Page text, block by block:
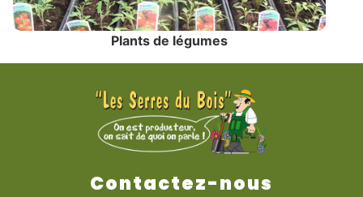
Plants de légumes
Contactez-nous